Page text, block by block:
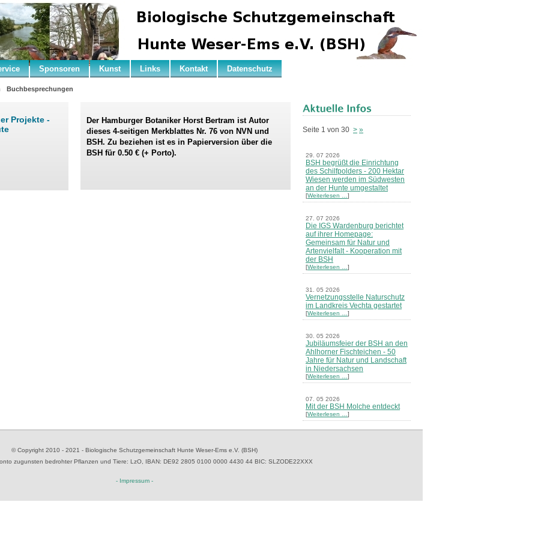
Sponsoren Kunst Links Kontakt Datenschutz
Buchbesprechungen
Projekte -
Der Hamburger Botaniker Horst Bertram ist Autor
dieses 4-seitigen Merkblattes Nr. 76 von NVN und
BSH. Zu beziehen ist es in Papierversion über die
BSH für 0.50 € (+ Porto).
Seite 1 von 30 > »
29. 07 2026
BSH begrüßt die Einrichtung
des Schilfpolders - 200 Hektar
Wiesen werden im Südwesten
an der Hunte umgestaltet
[Weiterlesen … ]
27. 07 2026
Die IGS Wardenburg berichtet
auf ihrer Homepage:
Gemeinsam für Natur und
Artenvielfalt - Kooperation mit
der BSH
[Weiterlesen … ]
31. 05 2026
Vernetzungsstelle Naturschutz
im Landkreis Vechta gestartet
[Weiterlesen … ]
30. 05 2026
Jubiläumsfeier der BSH an den
Ahlhorner Fischteichen - 50
Jahre für Natur und Landschaft
in Niedersachsen
[Weiterlesen … ]
07. 05 2026
Mit der BSH Molche entdeckt
[Weiterlesen … ]
[Weiterlesen …
© Copyright 2010 - 2021 - Biologische Schutzgemeinschaft Hunte Weser-Ems e.V. (BSH)
zugunsten bedrohter Pflanzen und Tiere: LzO, IBAN: DE92 2805 0100 0000 4430 44 BIC: SLZODE22XXX
- Impressum -